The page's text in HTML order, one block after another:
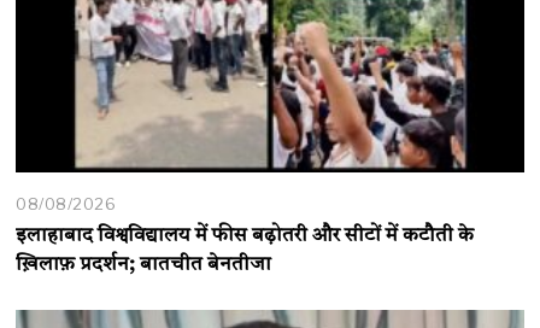
08/08/2026
इलाहाबाद विश्वविद्यालय में फीस बढ़ोतरी और सीटों में कटौती के
ख़िलाफ़ प्रदर्शन; बातचीत बेनतीजा